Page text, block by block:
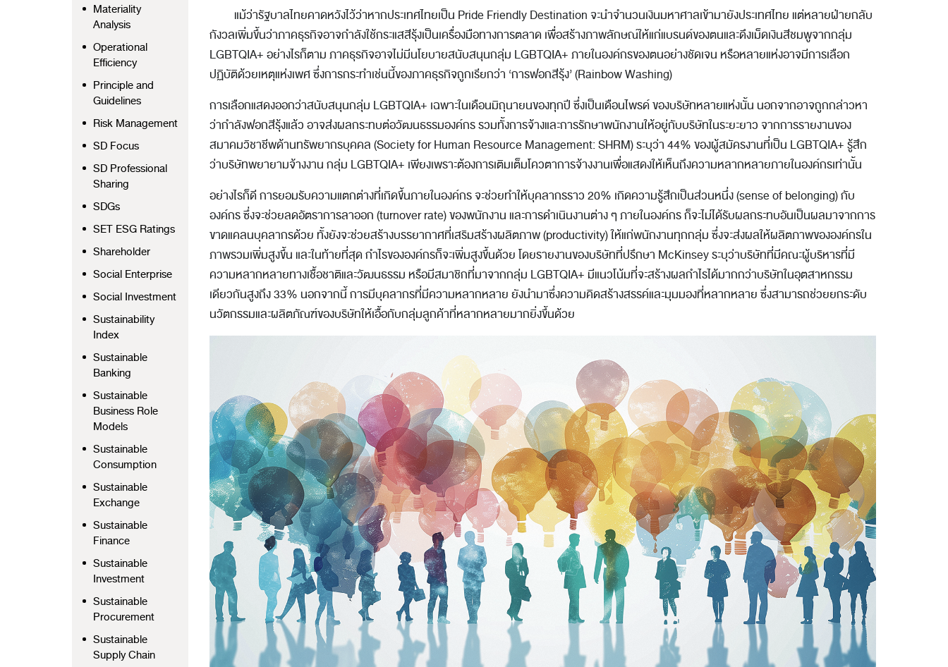
Materiality
Analysis
Operational
Efficiency
Principle and
Guidelines
Risk Management
SD Focus
SD Professional
Sharing
SDGs
SET ESG Ratings
Shareholder
Social Enterprise
Social Investment
Sustainability
Index
Sustainable
Banking
Sustainable
Business Role
Models
Sustainable
Consumption
Sustainable
Exchange
Sustainable
Finance
Sustainable
Investment
Sustainable
Procurement
Sustainable
Supply Chain
แม้ว่ารัฐบาลไทยคาดหวังไว้ว่าหากประเทศไทยเป็น Pride Friendly Destination จะนำจำนวนเงินมหาศาลเข้ามายังประเทศไทย แต่หลายฝ่ายกลับ
กังวลเพิ่มขึ้นว่าภาคธุรกิจอาจกำลังใช้กระแสสีรุ้งเป็นเครื่องมือทางการตลาด เพื่อสร้างภาพลักษณ์ให้แก่แบรนด์ของตนและดึงเม็ดเงินสีชมพูจากกลุ่ม
LGBTQIA+ อย่างไรก็ตาม ภาคธุรกิจอาจไม่มีนโยบายสนับสนุนกลุ่ม LGBTQIA+ ภายในองค์กรของตนอย่างชัดเจน หรือหลายแห่งอาจมีการเลือก
ปฏิบัติด้วยเหตุแห่งเพศ ซึ่งการกระทำเช่นนี้ของภาคธุรกิจถูกเรียกว่า ‘การฟอกสีรุ้ง’ (Rainbow Washing)
การเลือกแสดงออกว่าสนับสนุนกลุ่ม LGBTQIA+ เฉพาะในเดือนมิถุนายนของทุกปี ซึ่งเป็นเดือนไพรด์ ของบริษัทหลายแห่งนั้น นอกจากอาจถูกกล่าวหา
ว่ากำลังฟอกสีรุ้งแล้ว อาจส่งผลกระทบต่อวัฒนธรรมองค์กร รวมทั้งการจ้างและการรักษาพนักงานให้อยู่กับบริษัทในระยะยาว จากการรายงานของ
สมาคมวิชาชีพด้านทรัพยากรบุคคล (Society for Human Resource Management: SHRM) ระบุว่า 44% ของผู้สมัครงานที่เป็น LGBTQIA+ รู้สึก
ว่าบริษัทพยายามจ้างงาน กลุ่ม LGBTQIA+ เพียงเพราะต้องการเติมเต็มโควตาการจ้างงานเพื่อแสดงให้เห็นถึงความหลากหลายภายในองค์กรเท่านั้น
อย่างไรก็ดี การยอมรับความแตกต่างที่เกิดขึ้นภายในองค์กร จะช่วยทำให้บุคลากรราว 20% เกิดความรู้สึกเป็นส่วนหนึ่ง (sense of belonging) กับ
องค์กร ซึ่งจะช่วยลดอัตราการลาออก (turnover rate) ของพนักงาน และการดำเนินงานต่าง ๆ ภายในองค์กร ก็จะไม่ได้รับผลกระทบอันเป็นผลมาจากการ
ขาดแคลนบุคลากรด้วย ทั้งยังจะช่วยสร้างบรรยากาศที่เสริมสร้างผลิตภาพ (productivity) ให้แก่พนักงานทุกกลุ่ม ซึ่งจะส่งผลให้ผลิตภาพขององค์กรใน
ภาพรวมเพิ่มสูงขึ้น และในท้ายที่สุด กำไรขององค์กรก็จะเพิ่มสูงขึ้นด้วย โดยรายงานของบริษัทที่ปรึกษา McKinsey ระบุว่าบริษัทที่มีคณะผู้บริหารที่มี
ความหลากหลายทางเชื้อชาติและวัฒนธรรม หรือมีสมาชิกที่มาจากกลุ่ม LGBTQIA+ มีแนวโน้มที่จะสร้างผลกำไรได้มากกว่าบริษัทในอุตสาหกรรม
เดียวกันสูงถึง 33% นอกจากนี้ การมีบุคลากรที่มีความหลากหลาย ยังนำมาซึ่งความคิดสร้างสรรค์และมุมมองที่หลากหลาย ซึ่งสามารถช่วยยกระดับ
นวัตกรรมและผลิตภัณฑ์ของบริษัทให้เอื้อกับกลุ่มลูกค้าที่หลากหลายมากยิ่งขึ้นด้วย